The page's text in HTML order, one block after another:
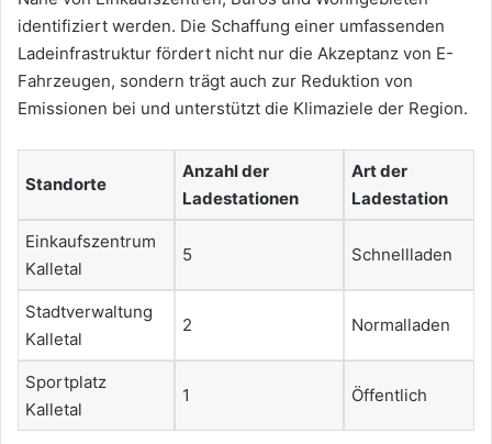
identifiziert werden. Die Schaffung einer umfassenden
Ladeinfrastruktur fördert nicht nur die Akzeptanz von E-
Fahrzeugen, sondern trägt auch zur Reduktion von
Emissionen bei und unterstützt die Klimaziele der Region.
Standorte
Anzahl der
Ladestationen
Art der
Ladestation
Einkaufszentrum
Kalletal
5 Schnellladen
Stadtverwaltung
Kalletal
2 Normalladen
Sportplatz
Kalletal
1 Öffentlich